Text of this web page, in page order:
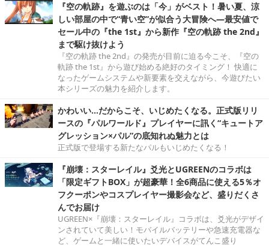
『空の軌跡』を遊ぶのは「今」がベスト！暑い夏、涼
しい部屋の中で“青い空”が似合う大冒険へ―最安値で
セール中の『the 1st』から新作『空の軌跡 the 2nd』
まで駆け抜けよう
『空の軌跡 the 2nd』の発売が目前に迫る今こそ、『空の
軌跡 the 1st』から遊び始める絶好のタイミング！ 快適に
なったゲームシステムや新要素を交えながら、今遊びたい
本シリーズの魅力を紹介します。
かわいい…だからこそ、いじめたくなる。正式版リリ
ースの『パルワールド』プレイヤーに訊く“キュートア
グレッション×パル”の底知れぬ魅力とは
正式版で登場する新たなパルもいじめたくなる！
『崩壊：スターレイル』爻光とUGREENのコラボは
「限定ギフトBOX」が超豪華！全6商品に使える5％オ
フクーポンやコスプレイヤー撮影会など、盛りだくさ
んでお届け
UGREEN×『崩壊：スターレイル』コラボは、爻光がデザイ
ンされていて美しい！モバイルバッテリーや急速充電器な
ど、ゲームと一緒に使いたいデバイスがてんこ盛り